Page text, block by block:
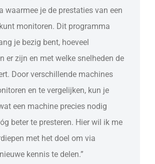
waarmee je de prestaties van een
monitoren. Dit programma
je bezig bent, hoeveel
er zijn en met welke snelheden de
Door verschillende machines
en te vergelijken, kun je
een machine precies nodig
beter te presteren. Hier wil ik me
met het doel om via
kennis te delen.”